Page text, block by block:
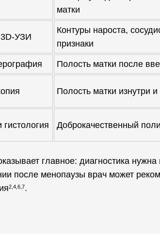
матки
УЗИ
Контуры нароста,
признаки
Полость матки после
Полость матки изнутри
Доброкачественный
главное: диагностика
после менопаузы врач может
2,4,6,7.